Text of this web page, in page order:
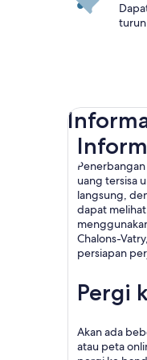
uang tersisa
langsung,
dapat
Chalons-
persiapan
Pergi
Akan ada
atau peta